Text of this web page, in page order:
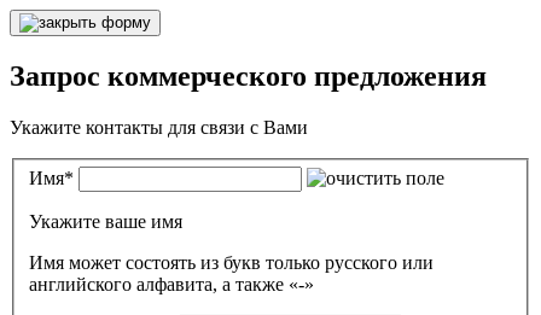
Запрос коммерческого предложения
Укажите контакты для связи с Вами
Имя*
Укажите ваше имя
Имя может состоять из букв только русского или
английского алфавита, а также «-»